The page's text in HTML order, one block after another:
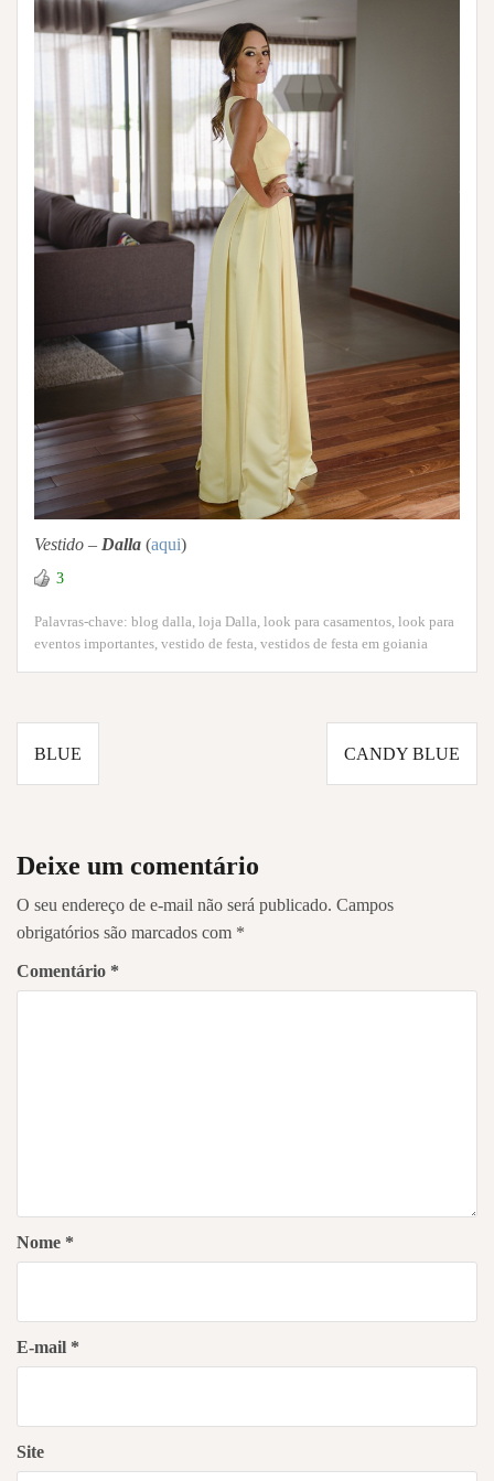
Vestido – Dalla (aqui)
3
Palavras-chave: blog dalla loja Dalla look para casamentos look para
eventos importantes vestido de festa vestidos de festa em goiania
Navegação
de
BLUE CANDY BLUE
Deixe um comentário
O seu endereço de e-mail não será publicado. Campos
obrigatórios são marcados com *
Comentário *
Nome *
E-mail *
Site